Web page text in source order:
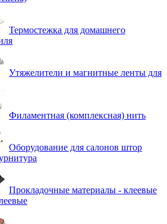
Термостежка для домашнего
Утяжелители и магнитные ленты для
Филаментная (комплексная) нить
Оборудование для салонов штор
Прокладочные материалы - клеевые